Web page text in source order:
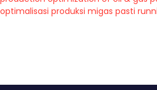
optimalisasi produksi migas pasti